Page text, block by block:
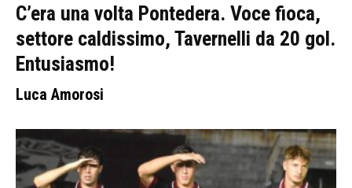
C’era una volta Pontedera. Voce fioca,
settore caldissimo, Tavernelli da 20 gol.
Entusiasmo!
Luca Amorosi